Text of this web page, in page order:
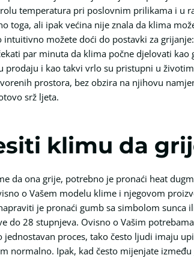
temperatura pri poslovnim prilikama i u
toga, ali ipak većina nije znala da klima
možete doći do postavki za
par minuta da klima počne djelovati
prodaju i kao takvi vrlo su pristupni u
prostora, bez obzira na njihovu
srž ljeta.
klimu da
da ona grije, potrebno je pronaći heat
o Vašem modelu klime i njegovom
je pronaći gumb sa simbolom sunca
do 28 stupnjeva. Ovisno o Vašim
proces, tako često ljudi imaju
normalno. Ipak, kad često mijenjate